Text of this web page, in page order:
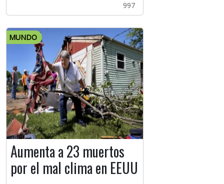
997
MUNDO
Aumenta a 23 muertos
por el mal clima en EEUU